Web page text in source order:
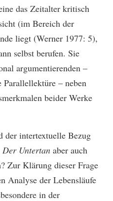
das Zeitalter kritisch
(im Bereich der
liegt (Werner 1977: 5),
selbst berufen. Sie
argumentierenden –
– neben
beider Werke
der intertextuelle Bezug
Der Untertan aber auch
Zur Klärung dieser Frage
Analyse der Lebensläufe
in der